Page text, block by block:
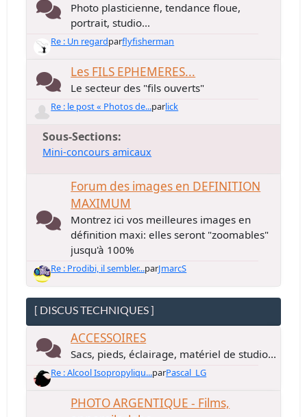
Photo plasticienne, tendance floue,
portrait, studio...
Re : Un regardparflyfisherman
Les FILS EPHEMERES...
Le secteur des "fils ouverts"
Re : le post « Photos de...parlick
Sous-Sections
Mini-concours amicaux
Forum des images en DEFINITION
MAXIMUM
Montrez ici vos meilleures images en
définition maxi: elles seront "zoomables"
jusqu'à 100%
Re : Prodibi, il sembler...parJmarcS
[ DISCUS TECHNIQUES ]
ACCESSOIRES
Sacs, pieds, éclairage, matériel de studio...
Re : Alcool Isopropyliqu...parPascal_LG
PHOTO ARGENTIQUE - Films,